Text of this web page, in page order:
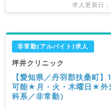
求人更新日
非常勤(アルバイト)求人
坪井クリニック
【愛知県／丹羽郡扶桑町
可能★月・火・木曜日★外
科系／非常勤）